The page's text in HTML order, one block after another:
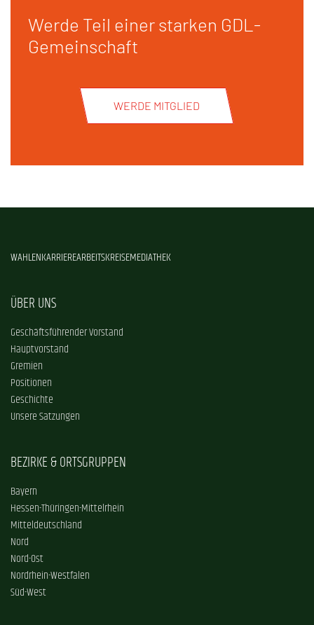
Werde Teil einer starken GDL-
Gemeinschaft
WERDE MITGLIED
WAHLENKARRIEREARBEITSKREISEMEDIATHEK
ÜBER UNS
Geschäftsführender Vorstand
Hauptvorstand
Gremien
Positionen
Geschichte
Unsere Satzungen
BEZIRKE & ORTSGRUPPEN
Bayern
Hessen-Thüringen-Mittelrhein
Mitteldeutschland
Nord
Nord-Ost
Nordrhein-Westfalen
Süd-West